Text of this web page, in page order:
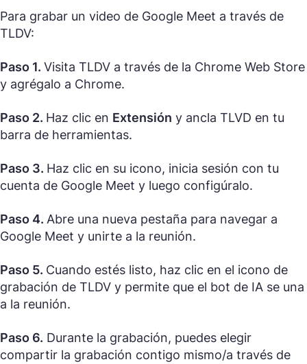
Para grabar un video de Google Meet a través de
TLDV:
Paso 1. Visita TLDV a través de la Chrome Web Store
y agrégalo a Chrome.
Paso 2. Haz clic en Extensión y ancla TLVD en tu
barra de herramientas.
Paso 3. Haz clic en su icono, inicia sesión con tu
cuenta de Google Meet y luego configúralo.
Paso 4. Abre una nueva pestaña para navegar a
Google Meet y unirte a la reunión.
Paso 5. Cuando estés listo, haz clic en el icono de
grabación de TLDV y permite que el bot de IA se una
a la reunión.
Paso 6. Durante la grabación, puedes elegir
compartir la grabación contigo mismo/a través de